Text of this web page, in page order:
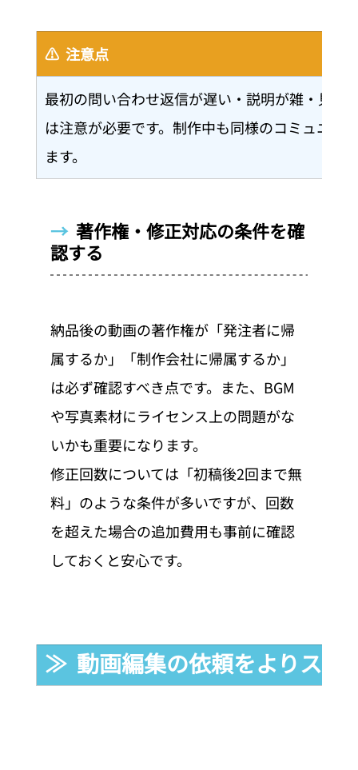
⚠️  注意点
最初の問い合わせ返信が遅い・説明が雑・見積
は注意が必要です。制作中も同様のコミュニケ
ます。
→ 著作権・修正対応の条件を確
認する
納品後の動画の著作権が「発注者に帰
属するか」「制作会社に帰属するか」
は必ず確認すべき点です。また、BGM
や写真素材にライセンス上の問題がな
いかも重要になります。
修正回数については「初稿後2回まで無
料」のような条件が多いですが、回数
を超えた場合の追加費用も事前に確認
しておくと安心です。
≫  動画編集の依頼をよりスム